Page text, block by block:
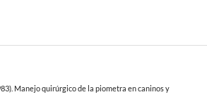
Manejo quirúrgico de la piometra en caninos y